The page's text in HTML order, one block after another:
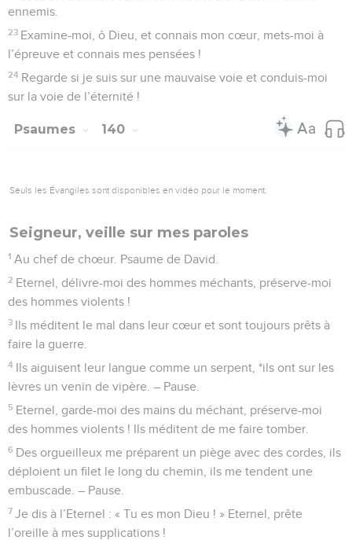
ennemis.
23 Examine-moi, ô Dieu, et connais mon cœur, mets-moi à
l’épreuve et connais mes pensées !
24 Regarde si je suis sur une mauvaise voie et conduis-moi
sur la voie de l’éternité !
Psaumes 140
Seuls les Évangiles sont disponibles en vidéo pour le moment.
Seigneur, veille sur mes paroles
1 Au chef de chœur. Psaume de David.
2 Eternel, délivre-moi des hommes méchants, préserve-moi
des hommes violents !
3 Ils méditent le mal dans leur cœur et sont toujours prêts à
faire la guerre.
4 Ils aiguisent leur langue comme un serpent, *ils ont sur les
lèvres un venin de vipère. – Pause.
5 Eternel, garde-moi des mains du méchant, préserve-moi
des hommes violents ! Ils méditent de me faire tomber.
6 Des orgueilleux me préparent un piège avec des cordes, ils
déploient un filet le long du chemin, ils me tendent une
embuscade. – Pause.
7 Je dis à l’Eternel : « Tu es mon Dieu ! » Eternel, prête
l’oreille à mes supplications !